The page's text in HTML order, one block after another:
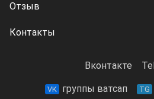
Отзыв
Контакты
Вконтакте
VK группы ватсап TG